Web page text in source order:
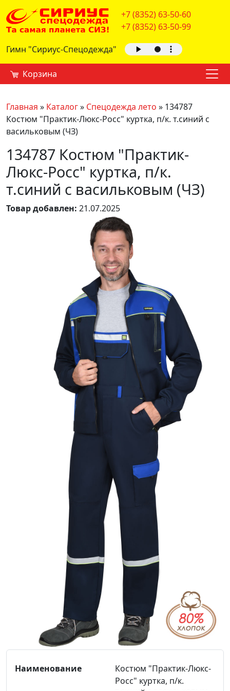
+7 (8352) 63-50-60
+7 (8352) 63-50-99
Гимн "Сириус-Спецодежда"
Корзина
Главная » Каталог» Спецодежда лето » 134787
Костюм "Практик-Люкс-Росс" куртка, п/к. т.синий с
васильковым (ЧЗ)
134787 Костюм "Практик-
Люкс-Росс" куртка, п/к.
т.синий с васильковым (ЧЗ)
Товар добавлен: 21.07.2025
Костюм "Практик-Люкс-
Росс" куртка, п/к.